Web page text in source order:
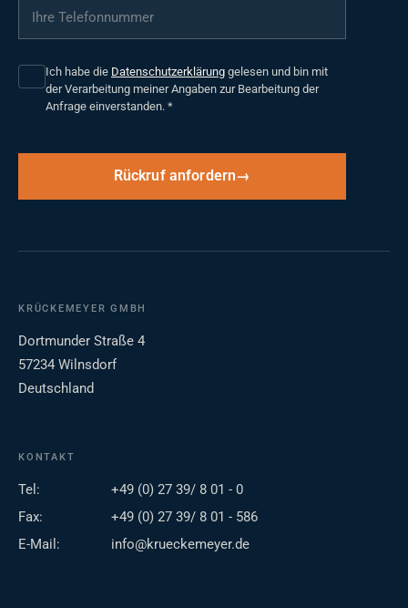
Ihre Telefonnummer
Ich habe die Datenschutzerklärung gelesen und bin mit
der Verarbeitung meiner Angaben zur Bearbeitung der
Anfrage einverstanden. *
Rückruf anfordern
KRÜCKEMEYER GMBH
Dortmunder Straße 4
57234 Wilnsdorf
Deutschland
KONTAKT
Tel:
+49 (0) 27 39/ 8 01 - 0
Fax:
+49 (0) 27 39/ 8 01 - 586
E-Mail:
info@krueckemeyer.de